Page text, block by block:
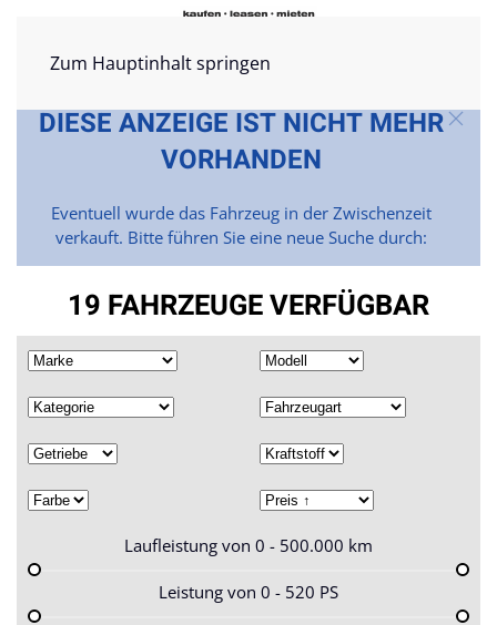
Zum Hauptinhalt springen
DIESE ANZEIGE IST NICHT MEHR
VORHANDEN
Eventuell wurde das Fahrzeug in der Zwischenzeit
verkauft. Bitte führen Sie eine neue Suche durch:
19 FAHRZEUGE VERFÜGBAR
Laufleistung von 0 - 500.000 km
Leistung von 0 - 520 PS